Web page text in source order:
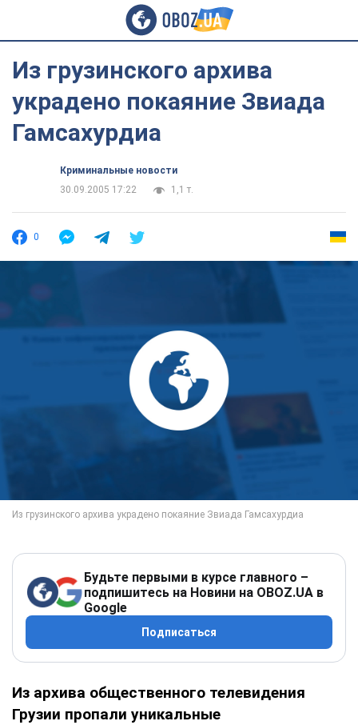
Из грузинского архива
украдено покаяние Звиада
Гамсахурдиа
Криминальные новости
30.09.2005 17:22
1,1 т.
0
Будьте первыми в курсе главного –
подпишитесь на Новини на OBOZ.UA в
Google
Подписаться
Из архива общественного телевидения
Грузии пропали уникальные